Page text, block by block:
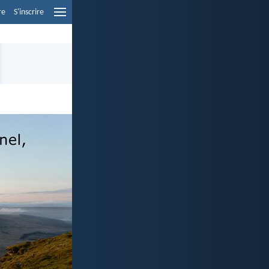
S'inscrire